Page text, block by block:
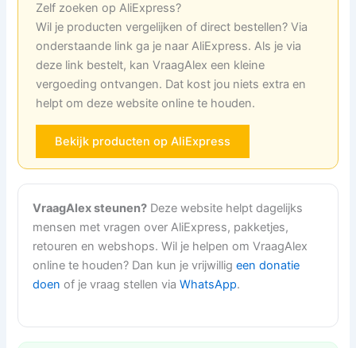
Zelf zoeken op AliExpress?
Wil je producten vergelijken of direct bestellen? Via
onderstaande link ga je naar AliExpress. Als je via
deze link bestelt, kan VraagAlex een kleine
vergoeding ontvangen. Dat kost jou niets extra en
helpt om deze website online te houden.
Bekijk producten op AliExpress
VraagAlex steunen? Deze website helpt dagelijks
mensen met vragen over AliExpress, pakketjes,
retouren en webshops. Wil je helpen om VraagAlex
online te houden? Dan kun je vrijwilligeen donatie
doen of je vraag stellen viaWhatsApp.